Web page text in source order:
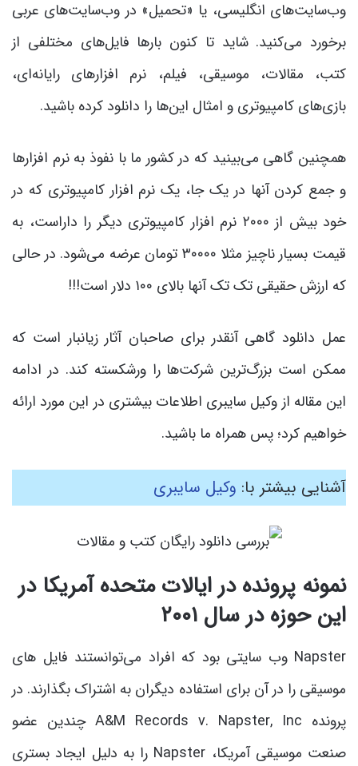
وب‌سایت‌های انگلیسی، یا «تحمیل» در وب‌سایت‌های عربی
برخورد می‌کنید. شاید تا کنون بارها فایل‌های مختلفی از
کتب، مقالات، موسیقی، فیلم، نرم افزارهای رایانه‌ای،
بازی‌های کامپیوتری و امثال این‌ها را دانلود کرده باشید.
همچنین گاهی می‌بینید که در کشور ما با نفوذ به نرم افزارها
و جمع کردن آنها در یک جا، یک نرم افزار کامپیوتری که در
خود بیش از ۲۰۰۰ نرم افزار کامپیوتری دیگر را داراست، به
قیمت بسیار ناچیز مثلا ۳۰۰۰۰ تومان عرضه می‌شود. در حالی
که ارزش حقیقی تک تک آنها بالای ۱۰۰ دلار است!!!
عمل دانلود گاهی آنقدر برای صاحبان آثار زیانبار است که
ممکن است بزرگ‌ترین شرکت‌ها را ورشکسته کند. در ادامه
این مقاله از وکیل سایبری اطلاعات بیشتری در این مورد ارائه
خواهیم کرد؛ پس همراه ما باشید.
آشنایی بیشتر با: وکیل سایبری
نمونه پرونده در ایالات متحده آمریکا در
این حوزه در سال ۲۰۰۱
Napster وب سایتی بود که افراد می‌توانستند فایل های
موسیقی را در آن برای استفاده دیگران به اشتراک بگذارند. در
پرونده A&M Records v. Napster, Inc چندین عضو
صنعت موسیقی آمریکا، Napster را به دلیل ایجاد بستری